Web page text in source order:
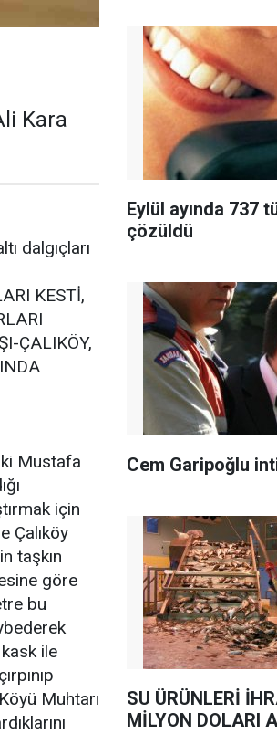
Kara
dalgıçları
KESTİ,
ÇALIKÖY,
Mustafa
için
Çalıköy
taşkın
göre
bu
ile
Muhtarı
Eylül ayında 737
çözüldü
Cem Garipoğlu
SU ÜRÜNLERİ
MİLYON DOLARI